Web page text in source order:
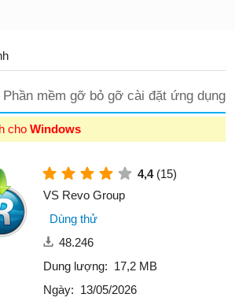
Phần mềm gỡ bỏ gỡ cài đặt ứng dụng
cho Windows
4,4 (15)
VS Revo Group
Dùng thử
48.246
Dung lượng: 17,2 MB
Ngày: 13/05/2026